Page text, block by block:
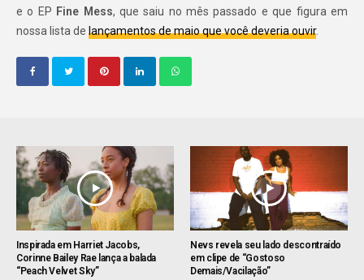
e o EP Fine Mess, que saiu no mês passado e que figura em
nossa lista delançamentos de maio que você deveria ouvir.
Inspirada em Harriet Jacobs,
Corinne Bailey Rae lança a balada
“Peach Velvet Sky”
Nevs revela seu lado descontraído
em clipe de “Gostoso
Demais/Vacilação”